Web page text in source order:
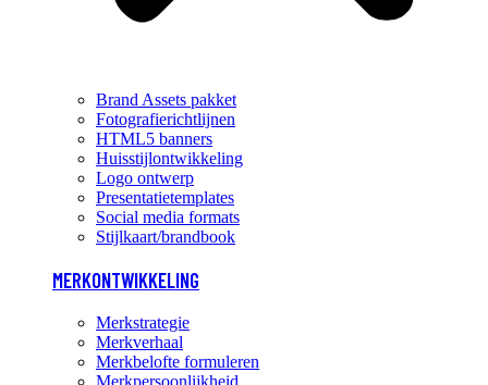
Brand Assets pakket
Fotografierichtlijnen
HTML5 banners
Huisstijlontwikkeling
Logo ontwerp
Presentatietemplates
Social media formats
Stijlkaart/brandbook
MERKONTWIKKELING
Merkstrategie
Merkverhaal
Merkbelofte formuleren
Merkpersoonlijkheid